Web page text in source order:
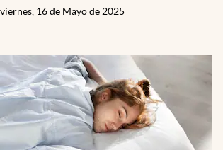
viernes, 16 de Mayo de 2025